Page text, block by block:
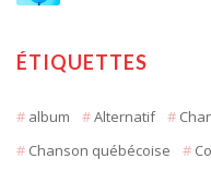
ÉTIQUETTES
album Alternatif
Chanson québécoise